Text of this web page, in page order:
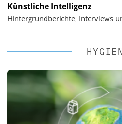
Künstliche Intelligenz
Hintergrundberichte, Interviews